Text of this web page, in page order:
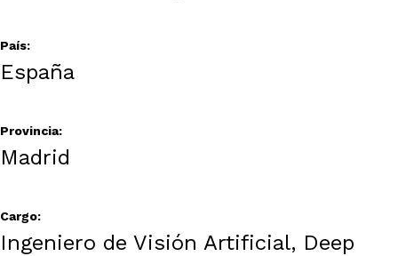
País:
España
Provincia:
Madrid
Cargo:
Ingeniero de Visión Artificial, Deep